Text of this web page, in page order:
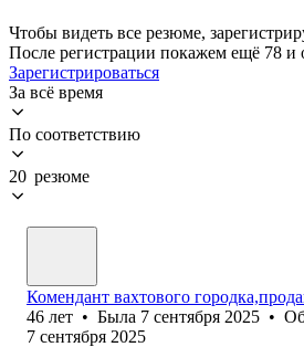
Чтобы видеть все резюме,
После регистрации покажем ещё 78 и
Зарегистрироваться
За всё время
По соответствию
20 резюме
Комендант вахтового
46 лет • Была 7 сентября 2025 •
7 сентября 2025